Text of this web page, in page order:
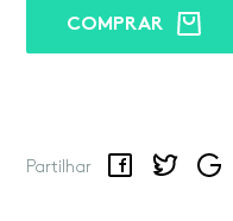
COMPRAR
Partilhar
FacebookTwitterGoogle